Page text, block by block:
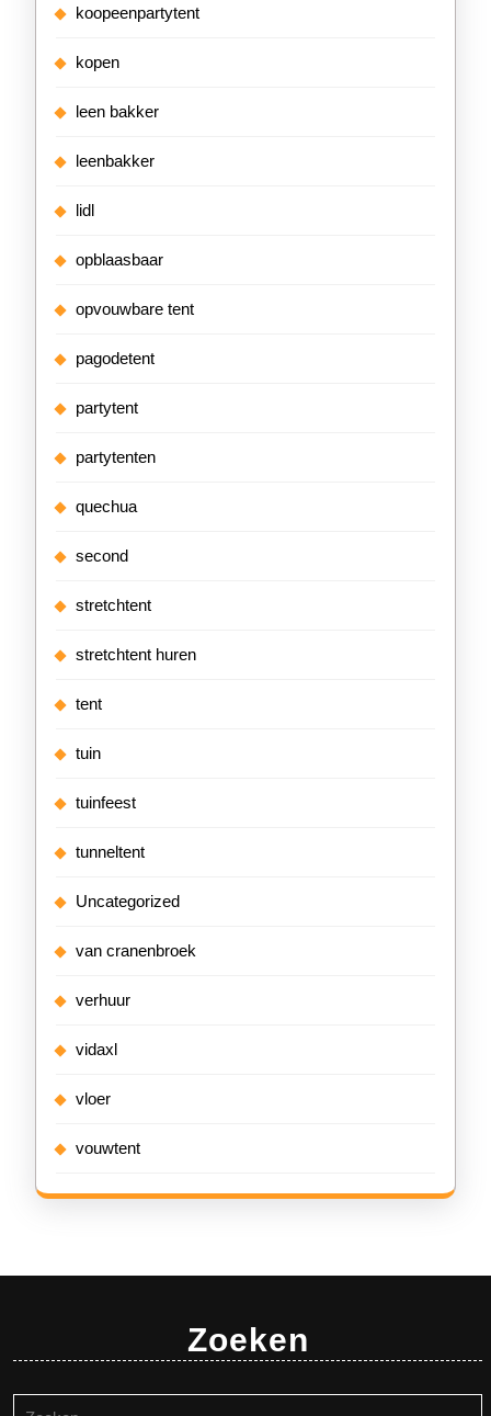
koopeenpartytent
kopen
leen bakker
leenbakker
lidl
opblaasbaar
opvouwbare tent
pagodetent
partytent
partytenten
quechua
second
stretchtent
stretchtent huren
tent
tuin
tuinfeest
tunneltent
Uncategorized
van cranenbroek
verhuur
vidaxl
vloer
vouwtent
Zoeken